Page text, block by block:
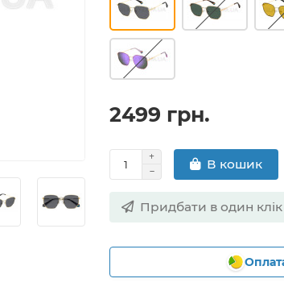
2499 грн.
В кошик
Придбати в один клік